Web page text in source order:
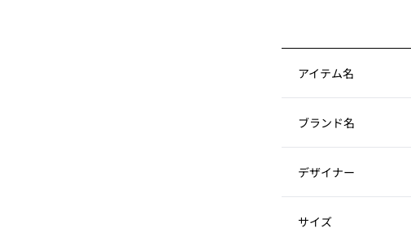
アイテム名
ブランド名
デザイナー
サイズ